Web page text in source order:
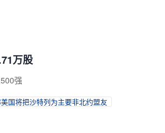
万股
强
国将把沙特列为主要非北约盟友